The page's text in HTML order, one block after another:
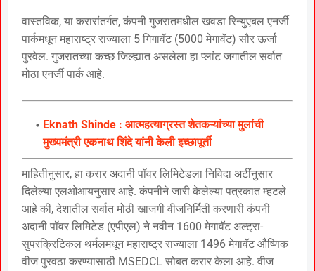
वास्तविक, या करारांतर्गत, कंपनी गुजरातमधील खवडा रिन्युएबल एनर्जी
पार्कमधून महाराष्ट्र राज्याला 5 गिगावॅट (5000 मेगावॅट) सौर ऊर्जा
पुरवेल. गुजरातच्या कच्छ जिल्ह्यात असलेला हा प्लांट जगातील सर्वात
मोठा एनर्जी पार्क आहे.
Eknath Shinde : आत्महत्याग्रस्त शेतकऱ्यांच्या मुलांची
मुख्यमंत्री एकनाथ शिंदे यांनी केली इच्छापूर्ती
माहितीनुसार, हा करार अदानी पॉवर लिमिटेडला निविदा अटींनुसार
दिलेल्या एलओआयनुसार आहे. कंपनीने जारी केलेल्या पत्रकात म्हटले
आहे की, देशातील सर्वात मोठी खाजगी वीजनिर्मिती करणारी कंपनी
अदानी पॉवर लिमिटेड (एपीएल) ने नवीन 1600 मेगावॅट अल्ट्रा-
सुपरक्रिटिकल थर्मलमधून महाराष्ट्र राज्याला 1496 मेगावॅट औष्णिक
वीज पुरवठा करण्यासाठी MSEDCL सोबत करार केला आहे. वीज